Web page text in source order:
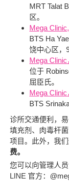
MRT Talat
区。
Mega
BTS Ha
饶中心区，
Mega
位于
屈臣氏。
Mega
BTS
诊所交通便利，
填充剂、肉毒杆
项目。此外，我
费。
您可以向管理人
LINE 官方：